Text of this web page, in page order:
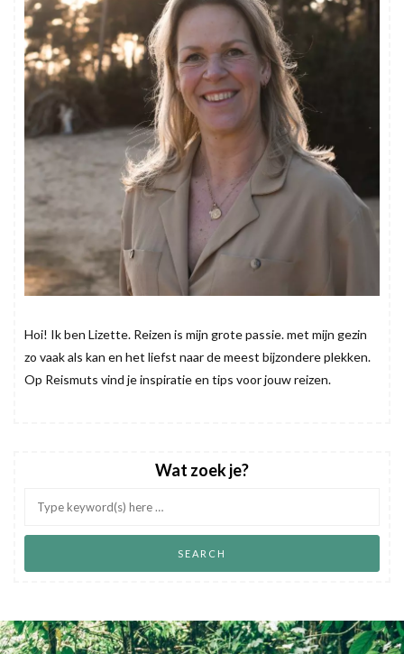
Hoi! Ik ben Lizette. Reizen is mijn grote passie. met mijn gezin
zo vaak als kan en het liefst naar de meest bijzondere plekken.
Op Reismuts vind je inspiratie en tips voor jouw reizen.
Wat zoek je?